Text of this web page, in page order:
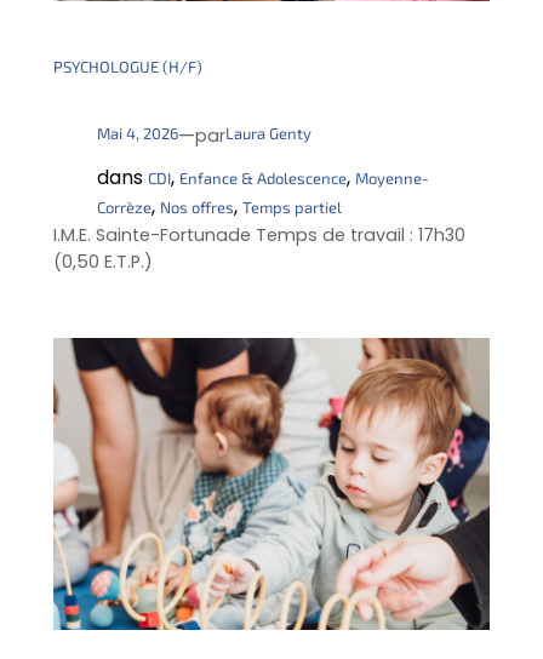
PSYCHOLOGUE (H/F)
Mai 4, 2026—parLaura Genty
dans CDI, Enfance & Adolescence, Moyenne-
Corrèze, Nos offres, Temps partiel
I.M.E. Sainte-Fortunade Temps de travail : 17h30
(0,50 E.T.P.)